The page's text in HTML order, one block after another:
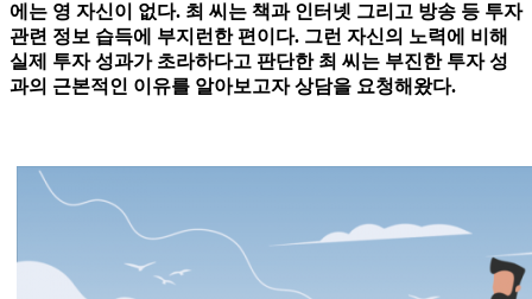
에는 영 자신이 없다. 최 씨는 책과 인터넷 그리고 방송 등 투자
관련 정보 습득에 부지런한 편이다. 그런 자신의 노력에 비해
실제 투자 성과가 초라하다고 판단한 최 씨는 부진한 투자 성
과의 근본적인 이유를 알아보고자 상담을 요청해왔다.